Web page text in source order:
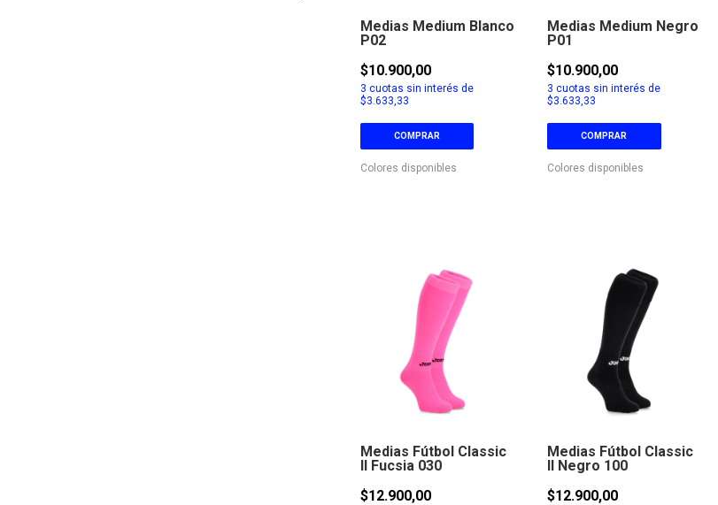
Medias Medium Blanco
P02
$10.900,00
3 cuotas sin interés de
$3.633,33
COMPRAR
Colores disponibles
Medias Medium Negro
P01
$10.900,00
3 cuotas sin interés de
$3.633,33
COMPRAR
Colores disponibles
Medias Fútbol Classic
II Fucsia 030
$12.900,00
Medias Fútbol Classic
II Negro 100
$12.900,00